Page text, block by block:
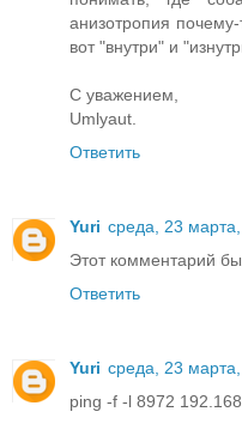
анизотропия
вот "внутри" и
С уважением,
Umlyaut.
Ответить
Yuri среда, 23 марта,
Этот комментарий
Ответить
Yuri среда, 23 марта,
ping -f -l 8972